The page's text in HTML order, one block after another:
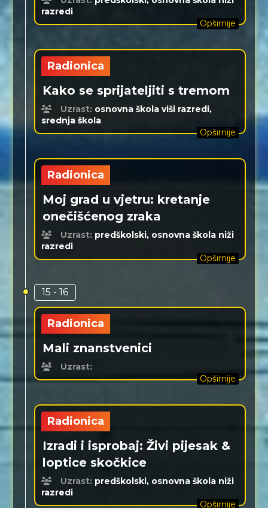
razredi
Opširnije
Radionica
Kako se sprijateljiti s tremom
Uzrast: osnovna škola viši razredi,
srednja škola
Opširnije
Radionica
Moj grad u vjetru: kretanje
onečišćenog zraka
Uzrast: predškolski, osnovna škola niži
razredi
Opširnije
15 - 16
Radionica
Mali znanstvenici
Uzrast:
Opširnije
Radionica
Izradi i isprobaj: Živi pijesak &
loptice skočkice
Uzrast: predškolski, osnovna škola niži
razredi
Opširnije